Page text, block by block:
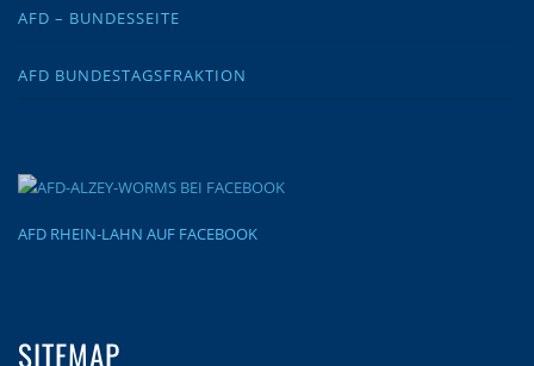
AFD – BUNDESSEITE
AFD BUNDESTAGSFRAKTION
AFD RHEIN-LAHN AUF FACEBOOK
SITEMAP